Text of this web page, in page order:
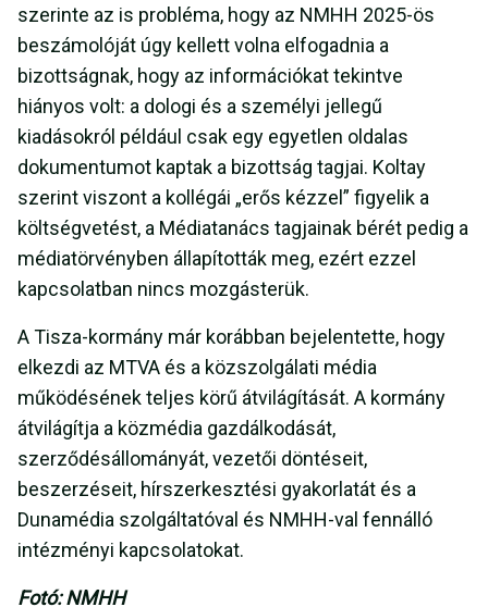
szerinte az is probléma, hogy az NMHH 2025-ös
beszámolóját úgy kellett volna elfogadnia a
bizottságnak, hogy az információkat tekintve
hiányos volt: a dologi és a személyi jellegű
kiadásokról például csak egy egyetlen oldalas
dokumentumot kaptak a bizottság tagjai. Koltay
szerint viszont a kollégái „erős kézzel” figyelik a
költségvetést, a Médiatanács tagjainak bérét pedig a
médiatörvényben állapították meg, ezért ezzel
kapcsolatban nincs mozgásterük.
A Tisza-kormány már korábban bejelentette, hogy
elkezdi az MTVA és a közszolgálati média
működésének teljes körű átvilágítását. A kormány
átvilágítja a közmédia gazdálkodását,
szerződésállományát, vezetői döntéseit,
beszerzéseit, hírszerkesztési gyakorlatát és a
Dunamédia szolgáltatóval és NMHH-val fennálló
intézményi kapcsolatokat.
Fotó: NMHH